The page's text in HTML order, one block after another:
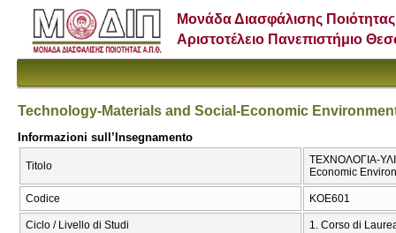
Μονάδα Διασφάλισης Ποιότητας
Αριστοτέλειο Πανεπιστήμιο
Technology-Materials and Social-Economic
Informazioni sull’Insegnamento
Titolo
ΤΕΧΝΟΛΟΓΙΑ-
Economic
Codice ΚΟΕ601
Ciclo / Livello di Studi 1. Corso di